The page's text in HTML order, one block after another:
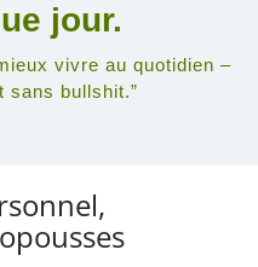
jour.
vivre au quotidien –
sans bullshit.”